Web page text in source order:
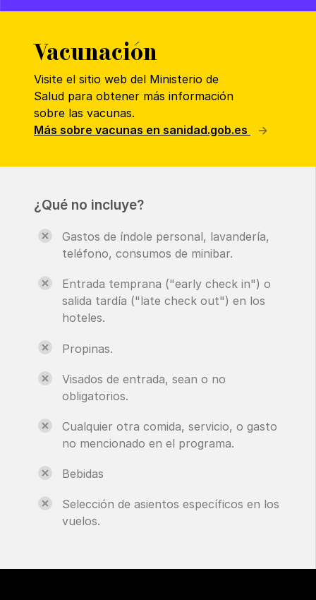
Vacunación
Visite el sitio web del Ministerio de
Salud para obtener más información
sobre las vacunas.
Más sobre vacunas en sanidad.gob.es
¿Qué no incluye?
Gastos de índole personal, lavandería,
teléfono, consumos de minibar.
Entrada temprana ("early check in") o
salida tardía ("late check out") en los
hoteles.
Propinas.
Visados de entrada, sean o no
obligatorios.
Cualquier otra comida, servicio, o gasto
no mencionado en el programa.
Bebidas
Selección de asientos específicos en los
vuelos.